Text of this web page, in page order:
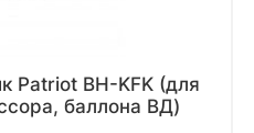
Patriot BH-KFK (для
баллона ВД)